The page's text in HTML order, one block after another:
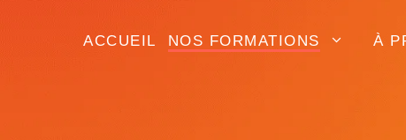
ACCUEIL NOS FORMATIONS À